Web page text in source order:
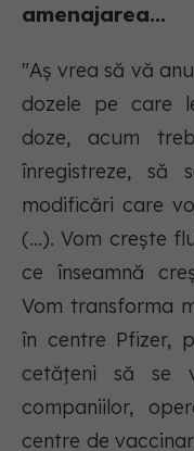
amenajarea...
"Aş vrea să vă
dozele pe care
doze, acum
înregistreze, să
modificări care
(...). Vom creşte
ce înseamnă
Vom transforma
în centre Pfizer,
cetăţeni să se
companiilor,
centre de